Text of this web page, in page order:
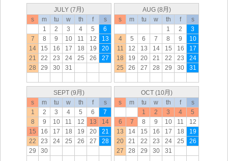
JULY (7月)
s
m tu w th f
s
1
2 3 4 5
6
7
8 9 10 11 12
13
14
15 16 17 18 19
20
21
22 23 24 25 26
27
28
29 30 31
AUG (8月)
s
m tu w th f
s
1
2
3
4
5 6 7 8 9
10
11
12 13 14 15 16
17
18
19 20 21 22 23
24
25
26 27 28 29 30 31
SEPT (9月)
s
m tu w th f
s
1
2 3 4 5 6
7
8
9 10 11 12 13
14
15
16 17 18 19 20
21
22
23 24 25 26 27
28
29
30
OCT (10月)
s
m tu w th f
s
1
2 3 4
5
6
7 8 9 10 11
12
13
14 15 16 17 18
19
20
21 22 23 24 25
26
27
28 29 30 31